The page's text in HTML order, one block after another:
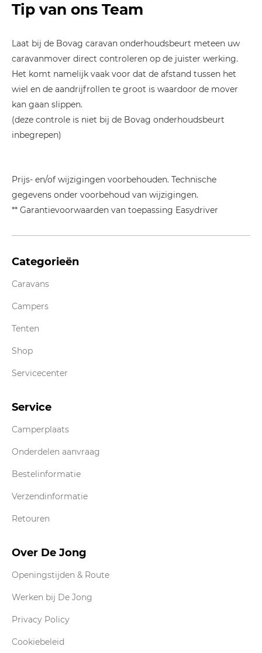
Tip van ons Team
Laat bij de Bovag caravan onderhoudsbeurt meteen uw
caravanmover direct controleren op de juister werking.
Het komt namelijk vaak voor dat de afstand tussen het
wiel en de aandrijfrollen te groot is waardoor de mover
kan gaan slippen.
(deze controle is niet bij de Bovag onderhoudsbeurt
inbegrepen)
Prijs- en/of wijzigingen voorbehouden. Technische
gegevens onder voorbehoud van wijzigingen.
** Garantievoorwaarden van toepassing Easydriver
Categorieën
Caravans
Campers
Tenten
Shop
Servicecenter
Service
Camperplaats
Onderdelen aanvraag
Bestelinformatie
Verzendinformatie
Retouren
Over De Jong
Openingstijden & Route
Werken bij De Jong
Privacy Policy
Cookiebeleid